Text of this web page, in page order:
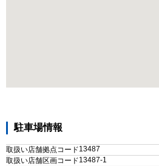
駐車場情報
取扱い店舗拠点コード13487
取扱い店舗区画コード13487-1